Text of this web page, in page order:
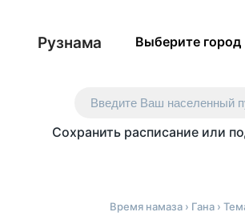
Рузнама Выберите город
Введите Ваш населенный
Сохранить расписание или
Время намаза › Гана ›